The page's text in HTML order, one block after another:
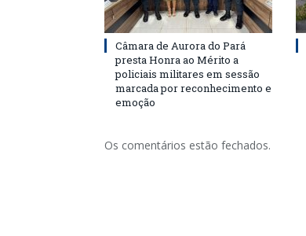
Câmara de Aurora do Pará
presta Honra ao Mérito a
policiais militares em sessão
marcada por reconhecimento e
emoção
Os comentários estão fechados.